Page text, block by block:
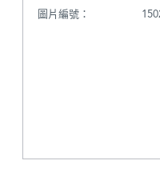
圖片編號：